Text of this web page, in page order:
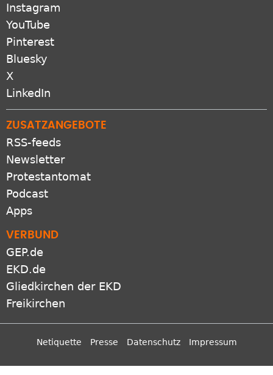
Instagram
YouTube
Pinterest
Bluesky
X
LinkedIn
ZUSATZANGEBOTE
RSS-feeds
Newsletter
Protestantomat
Podcast
Apps
VERBUND
GEP.de
EKD.de
Gliedkirchen der EKD
Freikirchen
Netiquette Presse Datenschutz Impressum